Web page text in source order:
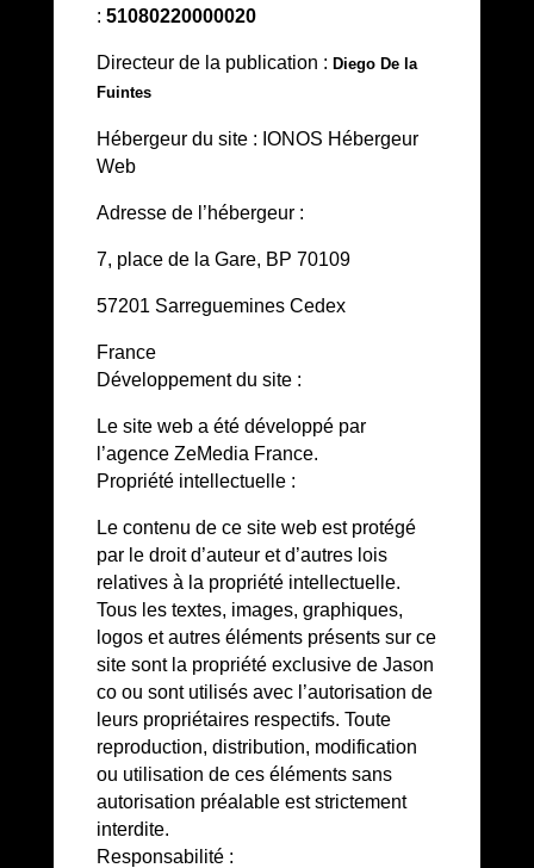
: 51080220000020
Directeur de la publication : Diego De la
Fuintes
Hébergeur du site : IONOS Hébergeur
Web
Adresse de l’hébergeur :
7, place de la Gare, BP 70109
57201 Sarreguemines Cedex
France
Développement du site :
Le site web a été développé par
l’agence ZeMedia France.
Propriété intellectuelle :
Le contenu de ce site web est protégé
par le droit d’auteur et d’autres lois
relatives à la propriété intellectuelle.
Tous les textes, images, graphiques,
logos et autres éléments présents sur ce
site sont la propriété exclusive de Jason
co ou sont utilisés avec l’autorisation de
leurs propriétaires respectifs. Toute
reproduction, distribution, modification
ou utilisation de ces éléments sans
autorisation préalable est strictement
interdite.
Responsabilité :